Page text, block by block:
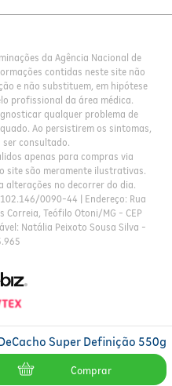
Super Definição 550g
Comprar
da Agência Nacional de
contidas neste site não
e não substituem, em hipótese
profissional da área médica.
qualquer problema de
Ao persistirem os sintomas,
ser consultado.
apenas para compras via
site são meramente ilustrativas.
alterações no decorrer do dia.
0090-44 | Endereço: Rua
Correia, Teófilo Otoni/MG - CEP
Natália Peixoto Sousa Silva -